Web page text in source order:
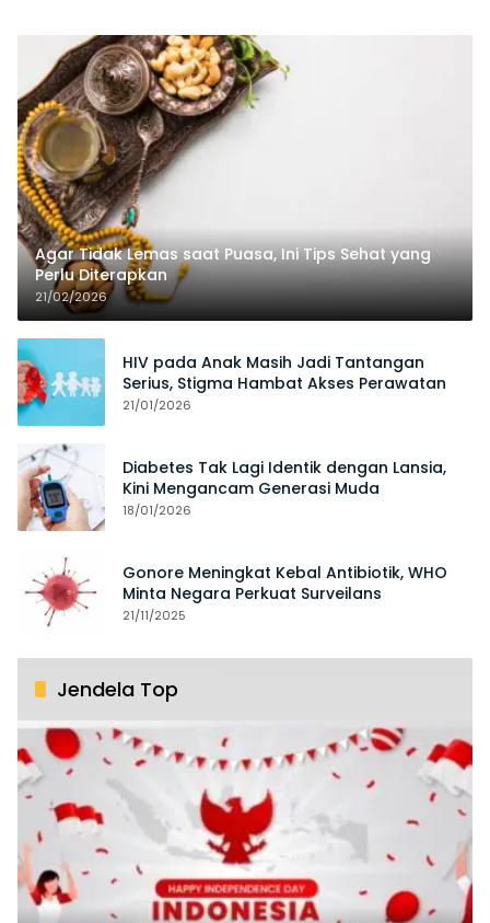
Agar Tidak Lemas saat Puasa, Ini Tips Sehat yang
Perlu Diterapkan
21/02/2026
HIV pada Anak Masih Jadi Tantangan
Serius, Stigma Hambat Akses Perawatan
21/01/2026
Diabetes Tak Lagi Identik dengan Lansia,
Kini Mengancam Generasi Muda
18/01/2026
Gonore Meningkat Kebal Antibiotik, WHO
Minta Negara Perkuat Surveilans
21/11/2025
Jendela Top